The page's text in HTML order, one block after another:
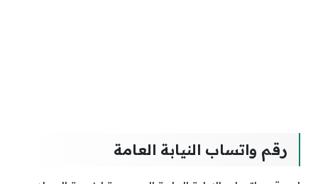
رقم واتساب النيابة العامة